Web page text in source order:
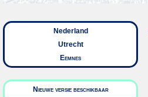
Nederland
Utrecht
Eemnes
Nieuwe versie beschikbaar